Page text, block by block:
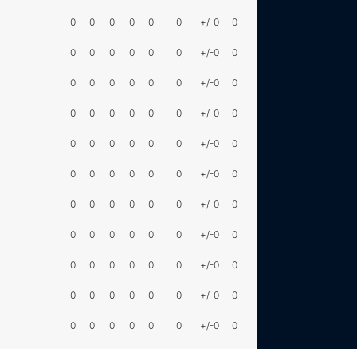
0 0 0 0 0 0 +/-0 0
0 0 0 0 0 0 +/-0 0
0 0 0 0 0 0 +/-0 0
0 0 0 0 0 0 +/-0 0
0 0 0 0 0 0 +/-0 0
0 0 0 0 0 0 +/-0 0
0 0 0 0 0 0 +/-0 0
0 0 0 0 0 0 +/-0 0
0 0 0 0 0 0 +/-0 0
0 0 0 0 0 0 +/-0 0
0 0 0 0 0 0 +/-0 0